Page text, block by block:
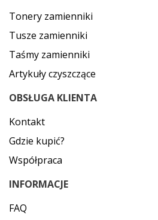
Tonery zamienniki
Tusze zamienniki
Taśmy zamienniki
Artykuły czyszczące
OBSŁUGA KLIENTA
Kontakt
Gdzie kupić?
Współpraca
INFORMACJE
FAQ